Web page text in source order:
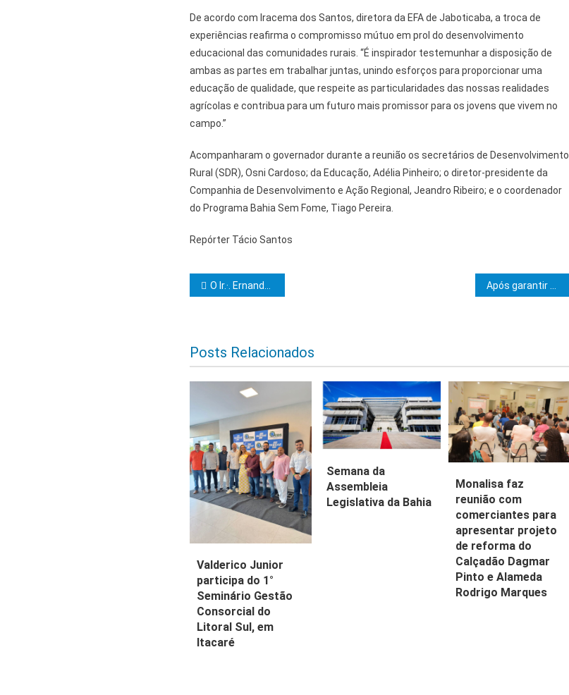
De acordo com Iracema dos Santos, diretora da EFA de Jaboticaba, a troca de
experiências reafirma o compromisso mútuo em prol do desenvolvimento
educacional das comunidades rurais. “É inspirador testemunhar a disposição de
ambas as partes em trabalhar juntas, unindo esforços para proporcionar uma
educação de qualidade, que respeite as particularidades das nossas realidades
agrícolas e contribua para um futuro mais promissor para os jovens que vivem no
campo.”
Acompanharam o governador durante a reunião os secretários de Desenvolvimento
Rural (SDR), Osni Cardoso; da Educação, Adélia Pinheiro; o diretor-presidente da
Companhia de Desenvolvimento e Ação Regional, Jeandro Ribeiro; e o coordenador
do Programa Bahia Sem Fome, Tiago Pereira.
Repórter Tácio Santos
Navegação de Post
O Ir.·. Ernande Costa Macedo é homenageado pela 28 de Julho
Posts Relacionados
Valderico Junior
participa do 1°
Seminário Gestão
Consorcial do
Litoral Sul, em
Itacaré
Semana da
Assembleia
Legislativa da Bahia
Monalisa faz
reunião com
comerciantes para
apresentar projeto
de reforma do
Calçadão Dagmar
Pinto e Alameda
Rodrigo Marques